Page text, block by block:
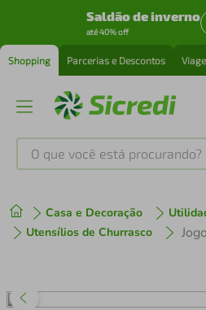
Saldão de inverno
até 40% off
Shopping Parcerias e Descontos
O que você está procurando?
Casa e Decoração
Utensílios de Churrasco
1º tenis